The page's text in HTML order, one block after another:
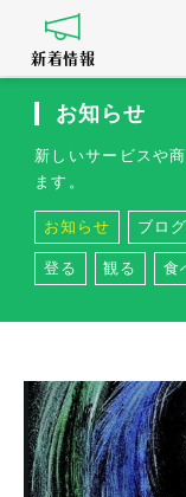
新着情報
お知らせ
新しいサービスや
ます。
お知らせ ブログ
登る 観る 食